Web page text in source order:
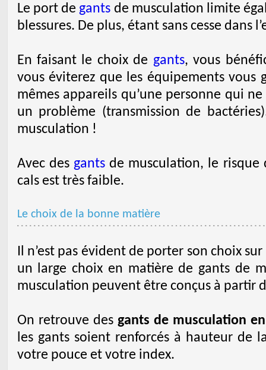
Le port degants de musculation limite
blessures. De plus, étant sans cesse dans
En faisant le choix de gants, vous
vous éviterez que les équipements vous
mêmes appareils qu’une personne qui
un problème (transmission de
musculation !
Avec des gantsde musculation, le risque
cals est très faible.
Le choix de la bonne matière
Il n’est pas évident de porter son choix
un large choix en matière de gants de
musculation peuvent être conçus à partir
On retrouve des gants de musculation
les gants soient renforcés à hauteur de
votre pouce et votre index.